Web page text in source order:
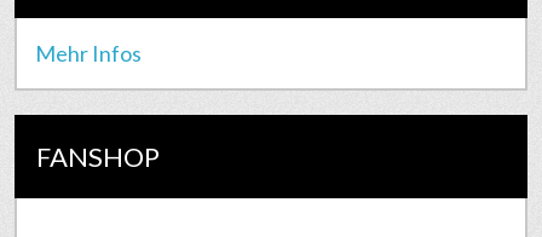
Mehr Infos
FANSHOP